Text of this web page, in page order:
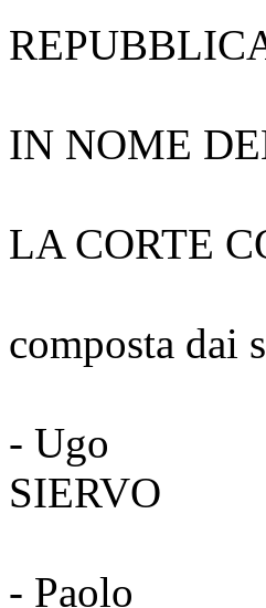
IN NOME
LA CORTE
composta dai
-
-